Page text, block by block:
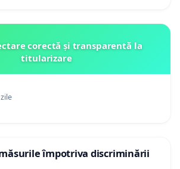
corectă și transparentă la
titularizare
împotriva discriminării